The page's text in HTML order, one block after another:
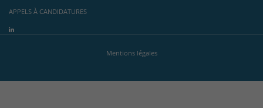
APPELS À CANDIDATURES
Mentions légales